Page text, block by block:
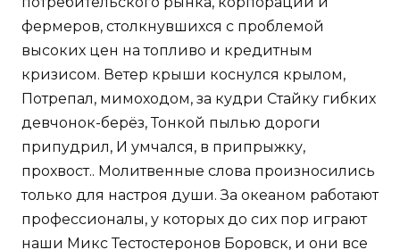
фермеров, столкнувшихся с проблемой
высоких цен на топливо и кредитным
кризисом. Ветер крыши коснулся крылом,
Потрепал, мимоходом, за кудри Стайку гибких
девчонок-берёз, Тонкой пылью дороги
припудрил, И умчался, в припрыжку,
прохвост.. Молитвенные слова произносились
только для настроя души. За океаном работают
профессионалы, у которых до сих пор играют
наши Микс Тестостеронов Боровск, и они все